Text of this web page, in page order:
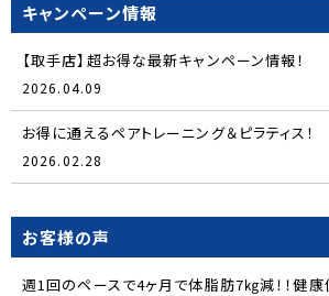
キャンペーン情報
【取手店】超お得な最新キャンペーン情報！
2026.04.09
お得に通えるペアトレーニング＆ピラティス！
2026.02.28
お客様の声
週1回のペースで4ヶ月で体脂肪7㎏減！！健康